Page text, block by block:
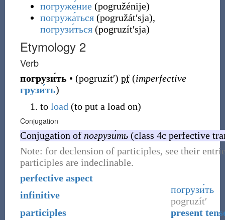
погруже́ние (pogružénije)
погружа́ться (pogružátʹsja),
погрузи́ться (pogruzítʹsja)
Etymology 2
Verb
погрузи́ть • (pogruzítʹ) pf (imperfective
грузи́ть)
to load (to put a load on)
Conjugation
Conjugation of погрузи́ть(class 4c perfective
Note: for declension of participles, see their
participles are indeclinable.
perfective aspect
infinitive
погрузи́ть
pogruzítʹ
participles
present